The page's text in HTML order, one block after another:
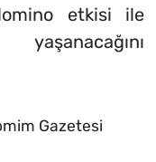
etkisi ile
Gazetesi